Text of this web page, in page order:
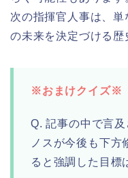
次の指揮官人事は、
の未来を決定づける歴
※おまけクイズ※
Q. 記事の中で言
ノスが今後も下方
ると強調した目標